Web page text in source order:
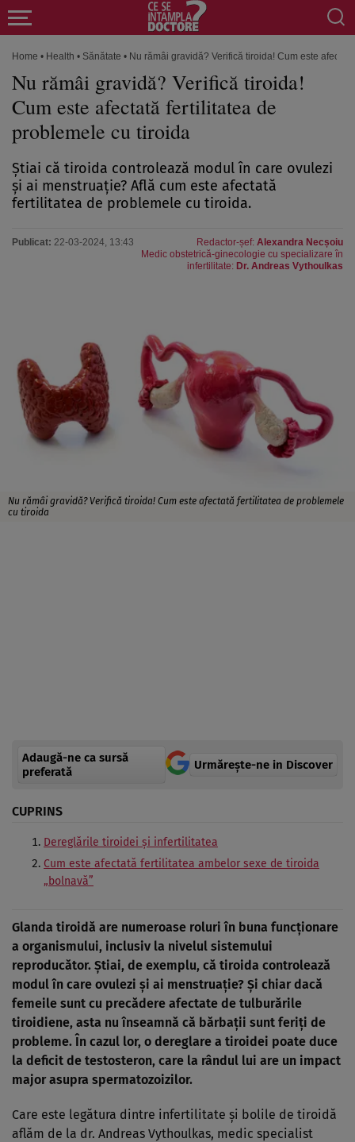
Home • Health • Sănătate • Nu rămâi gravidă? Verifică tiroida! Cum este
Nu rămâi gravidă? Verifică tiroida!
Cum este afectată fertilitatea de
problemele cu tiroida
Știai că tiroida controlează modul în care ovulezi
și ai menstruație? Află cum este afectată
fertilitatea de problemele cu tiroida.
Publicat: 22-03-2024, 13:43 Redactor-șef: Alexandra Necșoiu
Medic obstetrică-ginecologie cu specializare în
infertilitate: Dr. Andreas Vythoulkas
Nu rămâi gravidă? Verifică tiroida! Cum este afectată fertilitatea de problemele
cu tiroida
Adaugă-ne ca sursă
preferată
Urmărește-ne in Discover
CUPRINS
Dereglările tiroidei și infertilitatea
Cum este afectată fertilitatea ambelor sexe de tiroida
„bolnavă”
Glanda tiroidă are numeroase roluri în buna funcționare
a organismului, inclusiv la nivelul sistemului
reproducător. Știai, de exemplu, că tiroida controlează
modul în care ovulezi și ai menstruație? Și chiar dacă
femeile sunt cu precădere afectate de tulburările
tiroidiene, asta nu înseamnă că bărbații sunt feriți de
probleme. În cazul lor, o dereglare a tiroidei poate duce
la deficit de testosteron, care la rândul lui are un impact
major asupra spermatozoizilor.
Care este legătura dintre infertilitate și bolile de tiroidă
aflăm de la dr. Andreas Vythoulkas, medic specialist